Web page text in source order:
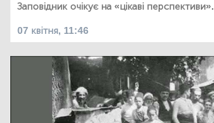
Заповідник очікує на «цікаві перспективи».
07 квітня, 11:46